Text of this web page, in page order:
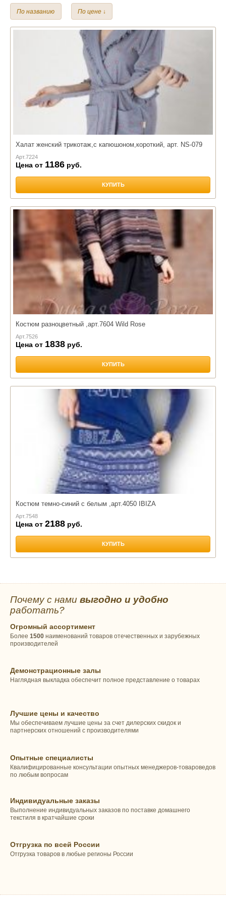
Трикотаж
По названию По цене ↓
Халат женский трикотаж,с капюшоном,короткий, арт. NS-079
Арт.7224
Цена от 1186 руб.
КУПИТЬ
Костюм разноцветный ,арт.7604 Wild Rose
Арт.7526
Цена от 1838 руб.
КУПИТЬ
Костюм темно-синий с белым ,арт.4050 IBIZA
Арт.7548
Цена от 2188 руб.
КУПИТЬ
Почему с нами выгодно и удобно
работать?
Огромный ассортимент
Более 1500 наименований товаров отечественных и зарубежных
производителей
Демонстрационные залы
Наглядная выкладка обеспечит полное представление о товарах
Лучшие цены и качество
Мы обеспечиваем лучшие цены за счет дилерских скидок и
партнерских отношений с производителями
Опытные специалисты
Квалифицированные консультации опытных менеджеров-товароведов
по любым вопросам
Индивидуальные заказы
Выполнение индивидуальных заказов по поставке домашнего
текстиля в кратчайшие сроки
Отгрузка по всей России
Отгрузка товаров в любые регионы России